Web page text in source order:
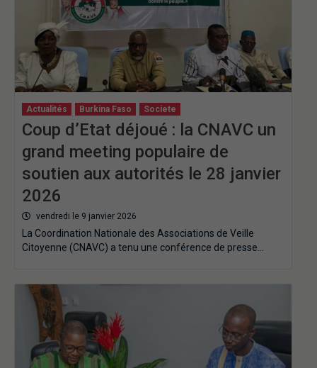
Actualités Burkina Faso Societe
Coup d’Etat déjoué : la CNAVC un
grand meeting populaire de
soutien aux autorités le 28 janvier
2026
vendredi le 9 janvier 2026
La Coordination Nationale des Associations de Veille
Citoyenne (CNAVC) a tenu une conférence de presse…